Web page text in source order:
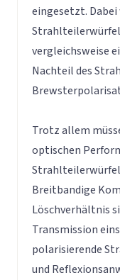
eingesetzt. Dabei
Strahlteilerwürfel
vergleichsweise
Nachteil des
Trotz allem
optischen
Strahlteilerwürfel
Breitbandige
Löschverhältnis
Transmission
polarisierende
und